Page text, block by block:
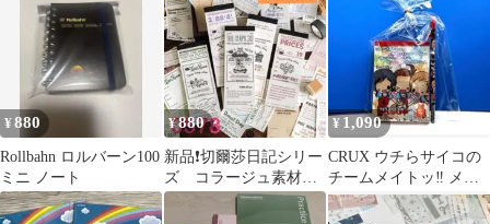
¥880
Rollbahn ロルバーン100
ミニ ノート
¥880
新品❗️切爾莎日記シリー
ズ コラージュ素材
紙 デザインペーパ
ー 6種300シート
¥ 1,090
CRUX ウチらサイコの
チームメイトッ‼︎ メモ
帳シール付 鉛筆
2006レア希少